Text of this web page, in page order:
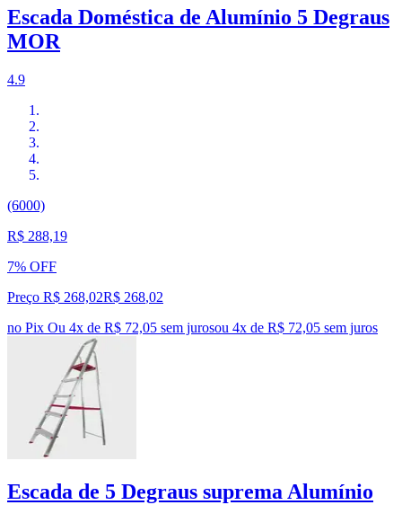
Escada Doméstica de Alumínio 5 Degraus
MOR
4.9
(6000)
R$ 288,19
7% OFF
Preço R$ 268,02R$ 268,02
no Pix Ou 4x de R$ 72,05 sem jurosou 4x de R$ 72,05 sem juros
Escada de 5 Degraus suprema Alumínio